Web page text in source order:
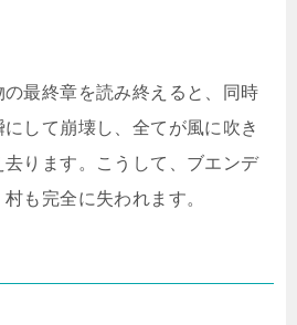
最終章を読み終えると、同時
して崩壊し、全てが風に吹き
ります。こうして、ブエンデ
も完全に失われます。